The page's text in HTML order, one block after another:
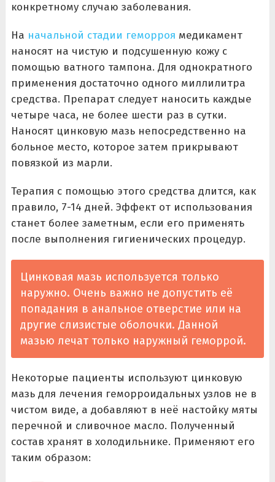
конкретному случаю заболевания.
На начальной стадии геморроя медикамент
наносят на чистую и подсушенную кожу с
помощью ватного тампона. Для однократного
применения достаточно одного миллилитра
средства. Препарат следует наносить каждые
четыре часа, не более шести раз в сутки.
Наносят цинковую мазь непосредственно на
больное место, которое затем прикрывают
повязкой из марли.
Терапия с помощью этого средства длится, как
правило, 7-14 дней. Эффект от использования
станет более заметным, если его применять
после выполнения гигиенических процедур.
Цинковая мазь используется только
наружно. Очень важно не допустить её
попадания в анальное отверстие или на
другие слизистые оболочки. Данной
мазью лечат только наружный геморрой.
Некоторые пациенты используют цинковую
мазь для лечения геморроидальных узлов не в
чистом виде, а добавляют в неё настойку мяты
перечной и сливочное масло. Полученный
состав хранят в холодильнике. Применяют его
таким образом: